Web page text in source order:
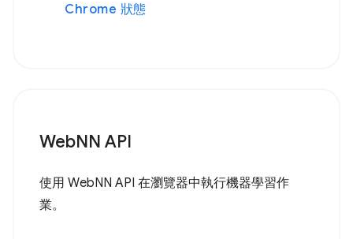
Chrome 狀態
WebNN API
使用 WebNN API 在瀏覽器中執行機器學習作
業。